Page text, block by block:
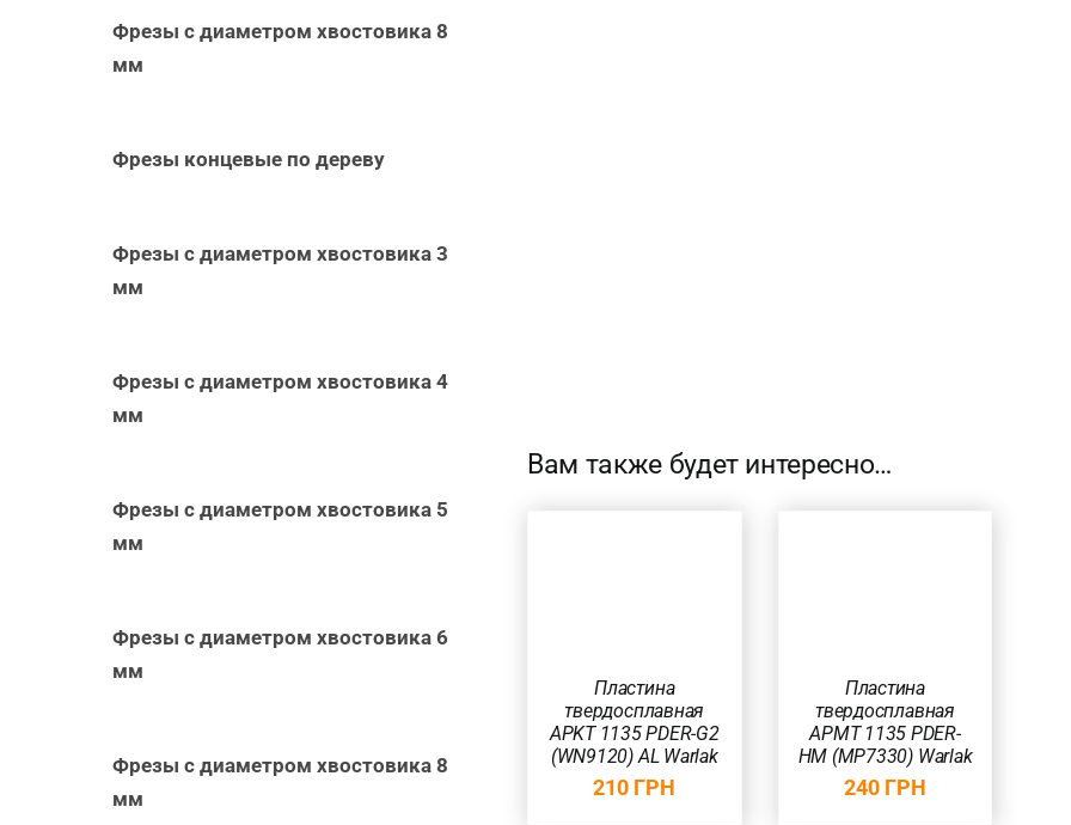
Вам также будет интересно…
Пластина
твердосплавная
APKT 1135 PDER-G2
(WN9120) AL Warlak
210 ГРН
Пластина
твердосплавная
APMT 1135 PDER-
HM (MP7330) Warlak
240 ГРН
Фрезы с диаметром хвостовика 8
мм
Фрезы концевые по дереву
Фрезы с диаметром хвостовика 3
мм
Фрезы с диаметром хвостовика 4
мм
Фрезы с диаметром хвостовика 5
мм
Фрезы с диаметром хвостовика 6
мм
Фрезы с диаметром хвостовика 8
мм